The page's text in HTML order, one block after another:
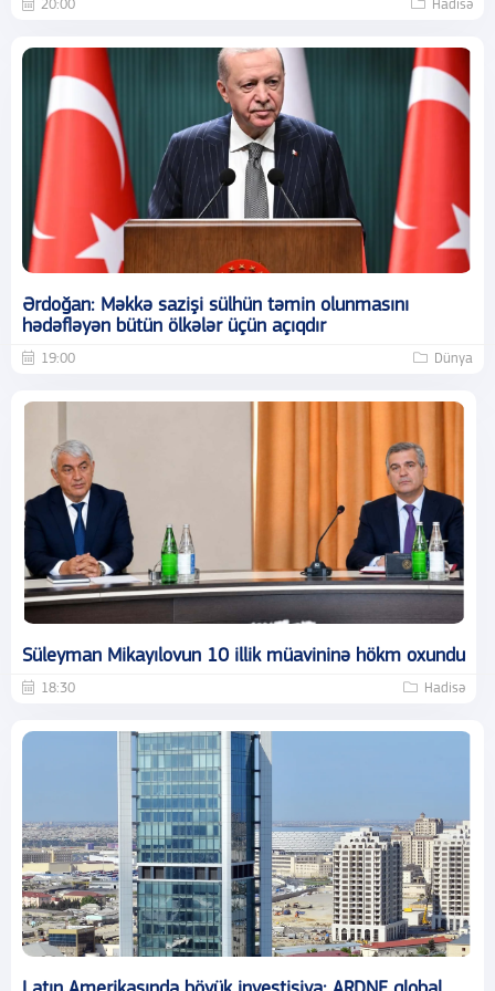
20:00 Hadisə
Ərdoğan: Məkkə sazişi sülhün təmin olunmasını
hədəfləyən bütün ölkələr üçün açıqdır
19:00 Dünya
Süleyman Mikayılovun 10 illik müavininə hökm oxundu
18:30 Hadisə